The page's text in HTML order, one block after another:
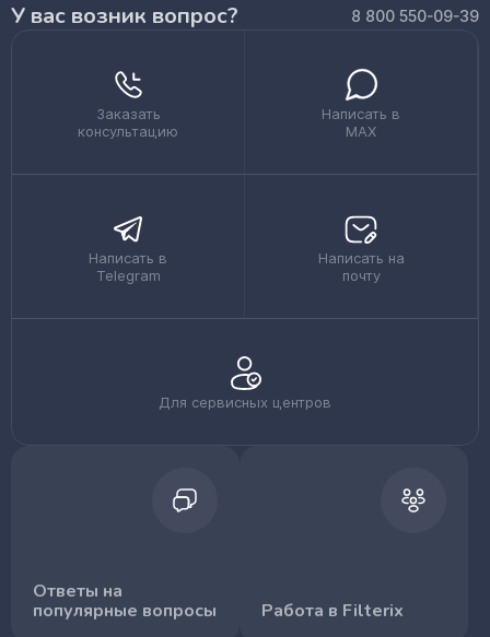
У вас возник вопрос? 8 800 550-09-39
Заказать
консультацию
Написать в
MAX
Написать в
Telegram
Написать на
почту
Для сервисных центров
Ответы на
популярные вопросы
Работа в Filterix